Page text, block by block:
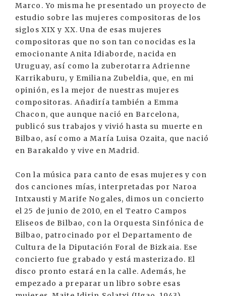
Marco. Yo misma he presentado un proyecto de
estudio sobre las mujeres compositoras de los
siglos XIX y XX. Una de esas mujeres
compositoras que no son tan conocidas es la
emocionante Anita Idiaborde, nacida en
Uruguay, así como la zuberotarra Adrienne
Karrikaburu, y Emiliana Zubeldia, que, en mi
opinión, es la mejor de nuestras mujeres
compositoras. Añadiría también a Emma
Chacon, que aunque nació en Barcelona,
publicó sus trabajos y vivió hasta su muerte en
Bilbao, así como a María Luisa Ozaita, que nació
en Barakaldo y vive en Madrid.
Con la música para canto de esas mujeres y con
dos canciones mías, interpretadas por Naroa
Intxausti y Marife Nogales, dimos un concierto
el 25 de junio de 2010, en el Teatro Campos
Eliseos de Bilbao, con la Orquesta Sinfónica de
Bilbao, patrocinado por el Departamento de
Cultura de la Diputación Foral de Bizkaia. Ese
concierto fue grabado y está masterizado. El
disco pronto estará en la calle. Además, he
empezado a preparar un libro sobre esas